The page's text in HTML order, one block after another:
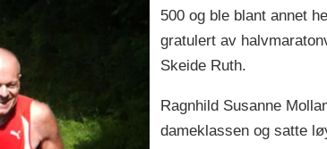
500 og ble blant annet
gratulert av
Skeide Ruth.
Ragnhild Susanne
dameklassen og satte